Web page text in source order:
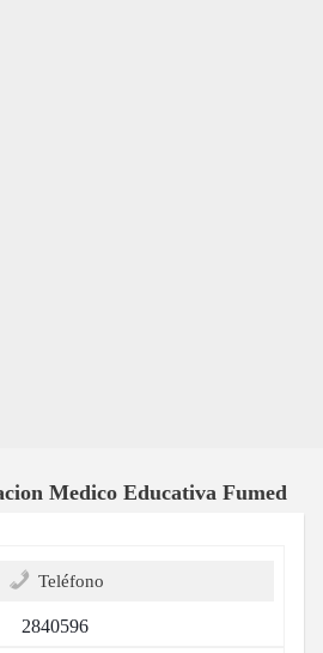
Medico Educativa Fumed
Teléfono
2840596